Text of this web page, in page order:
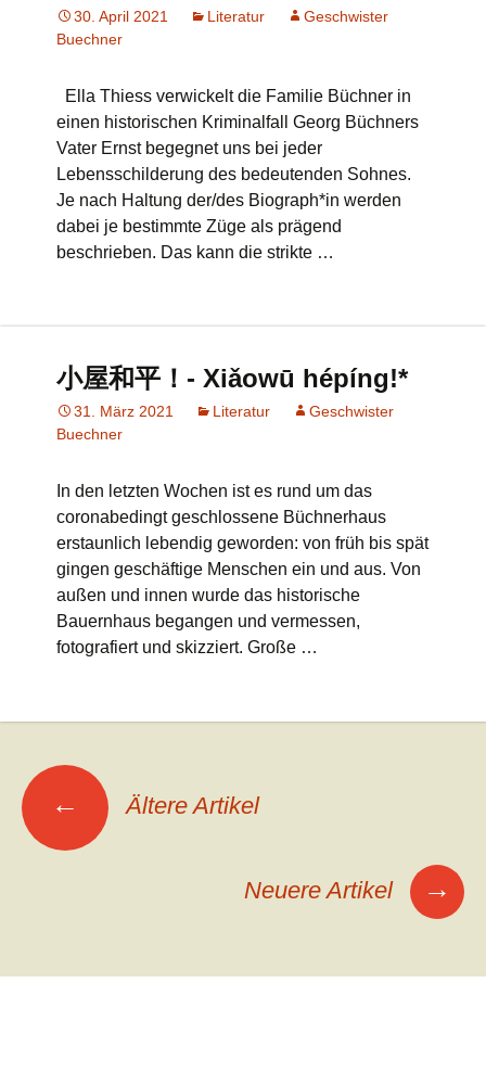
30. April 2021 Literatur
Geschwister
Buechner
Ella Thiess verwickelt die Familie Büchner in
einen historischen Kriminalfall Georg Büchners
Vater Ernst begegnet uns bei jeder
Lebensschilderung des bedeutenden Sohnes.
Je nach Haltung der/des Biograph*in werden
dabei je bestimmte Züge als prägend
beschrieben. Das kann die strikte …
小屋和平！- Xiǎowū hépíng!*
31. März 2021 Literatur
Geschwister
Buechner
In den letzten Wochen ist es rund um das
coronabedingt geschlossene Büchnerhaus
erstaunlich lebendig geworden: von früh bis spät
gingen geschäftige Menschen ein und aus. Von
außen und innen wurde das historische
Bauernhaus begangen und vermessen,
fotografiert und skizziert. Große …
Beitrags-
Navigation
← Ältere Artikel
Neuere Artikel →